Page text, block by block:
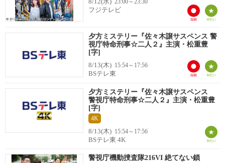
23:00～23:30
フジテレビ
夕方ミステリー『佐々木譲サスペンス 警
視庁特命刑事☆二人２』主演・松重豊
[字]
8/13(木) 15:54～17:56
BSテレ東
夕方ミステリー『佐々木譲サスペンス
警視庁特命刑事☆二人２』主演・松重豊
[字]
4K
8/13(木) 15:54～17:56
BSテレ東 4K
警視庁機動捜査隊216VI 絶てない鎖